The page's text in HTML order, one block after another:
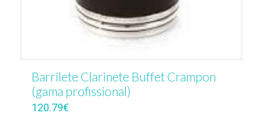
Barrilete Clarinete Buffet Crampon
(gama profissional)
120.79€